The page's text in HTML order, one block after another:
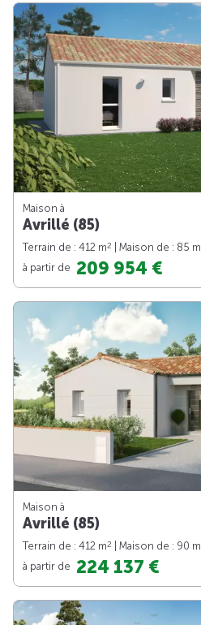
Maison à
Avrillé (85)
Terrain de : 412 m2 | Maison de : 85 m
à partir de 209 954 €
Maison à
Avrillé (85)
Terrain de : 412 m2 | Maison de : 90 m
à partir de 224 137 €